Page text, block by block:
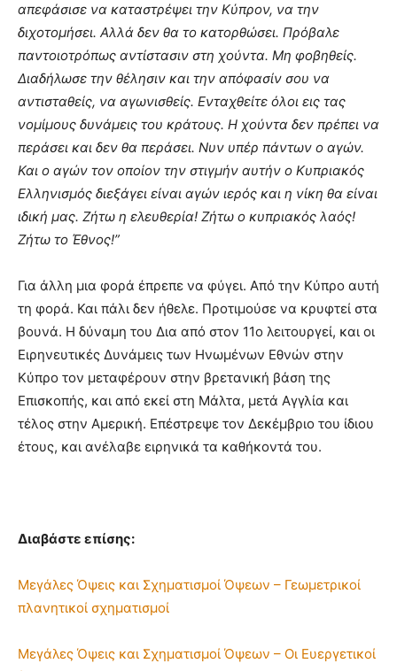
απεφάσισε να καταστρέψει την Κύπρον, να την
διχοτομήσει. Αλλά δεν θα το κατορθώσει. Πρόβαλε
παντοιοτρόπως αντίστασιν στη χούντα. Μη φοβηθείς.
Διαδήλωσε την θέλησιν και την απόφασίν σου να
αντισταθείς, να αγωνισθείς. Ενταχθείτε όλοι εις τας
νομίμους δυνάμεις του κράτους. Η χούντα δεν πρέπει να
περάσει και δεν θα περάσει. Νυν υπέρ πάντων ο αγών.
Και ο αγών τον οποίον την στιγμήν αυτήν ο Κυπριακός
Ελληνισμός διεξάγει είναι αγών ιερός και η νίκη θα είναι
ιδική μας. Ζήτω η ελευθερία! Ζήτω ο κυπριακός λαός!
Ζήτω το Έθνος!”
Για άλλη μια φορά έπρεπε να φύγει. Από την Κύπρο αυτή
τη φορά. Και πάλι δεν ήθελε. Προτιμούσε να κρυφτεί στα
βουνά. Η δύναμη του Δια από στον 11ο λειτουργεί, και οι
Ειρηνευτικές Δυνάμεις των Ηνωμένων Εθνών στην
Κύπρο τον μεταφέρουν στην βρετανική βάση της
Επισκοπής, και από εκεί στη Μάλτα, μετά Αγγλία και
τέλος στην Αμερική. Επέστρεψε τον Δεκέμβριο του ίδιου
έτους, και ανέλαβε ειρηνικά τα καθήκοντά του.
Διαβάστε επίσης:
Μεγάλες Όψεις και Σχηματισμοί Όψεων – Γεωμετρικοί
πλανητικοί σχηματισμοί
Μεγάλες Όψεις και Σχηματισμοί Όψεων – Οι Ευεργετικοί